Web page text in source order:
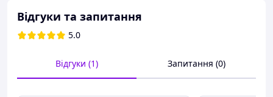
У каталог ця марка занесена під номером N 21.
Виставлені на продаж марки України чисті, у
Перед відправкою ми надійно упаковуємо марки у
щільний картон, щоб унеможливити пошкодження при
Відгуки та запитання
5.0
Відгуки (1) Запитання (0)